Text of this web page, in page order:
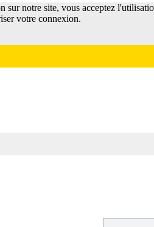
sur notre site, vous acceptez
votre connexion.